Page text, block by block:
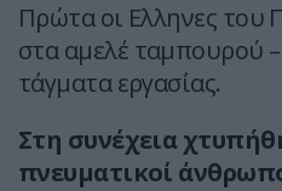
Πρώτα οι Ελληνες του
στααμελέ ταμπουρού
τάγματα εργασίας.
Στη συνέχεια
πνευματικοί